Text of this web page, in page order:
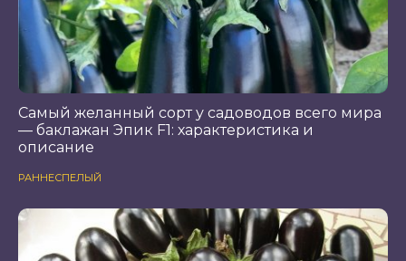
Самый желанный сорт у садоводов всего мира
— баклажан Эпик F1: характеристика и
описание
РАННЕСПЕЛЫЙ